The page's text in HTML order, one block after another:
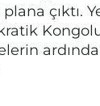
çıktı.